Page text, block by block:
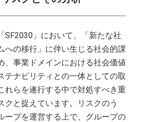
SF2030」において、「新たな社
への移行」に伴い生じる社会的課
、事業ドメインにおける社会価値
テナビリティとの一体としての取
れらを遂行する中で対処すべき重
クと捉えています。リスクのう
ープを運営する上で、グループの